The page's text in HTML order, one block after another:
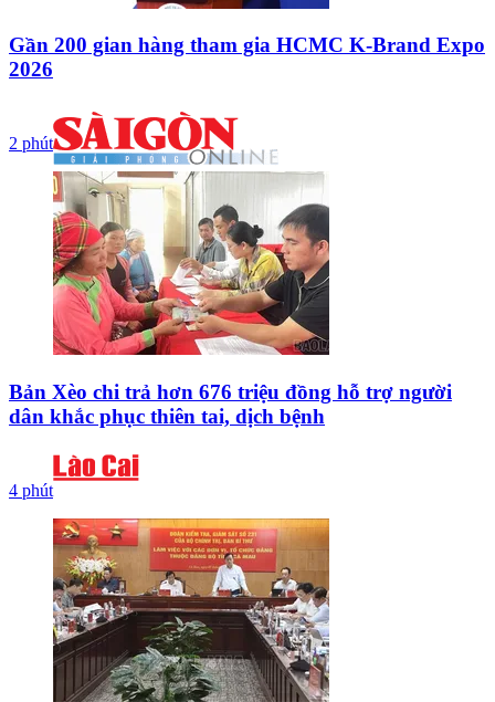
Gần 200 gian hàng tham gia HCMC K-Brand Expo
2026
2 phút
Bản Xèo chi trả hơn 676 triệu đồng hỗ trợ người
dân khắc phục thiên tai, dịch bệnh
4 phút